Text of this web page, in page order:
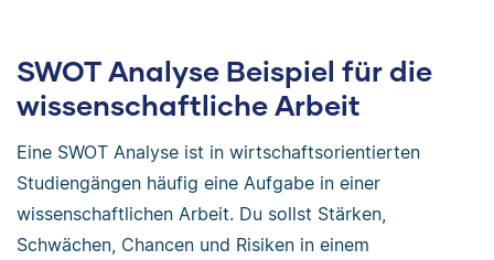
SWOT Analyse Beispiel für die
wissenschaftliche Arbeit
Eine SWOT Analyse ist in wirtschaftsorientierten
Studiengängen häufig eine Aufgabe in einer
wissenschaftlichen Arbeit. Du sollst Stärken,
Schwächen, Chancen und Risiken in einem